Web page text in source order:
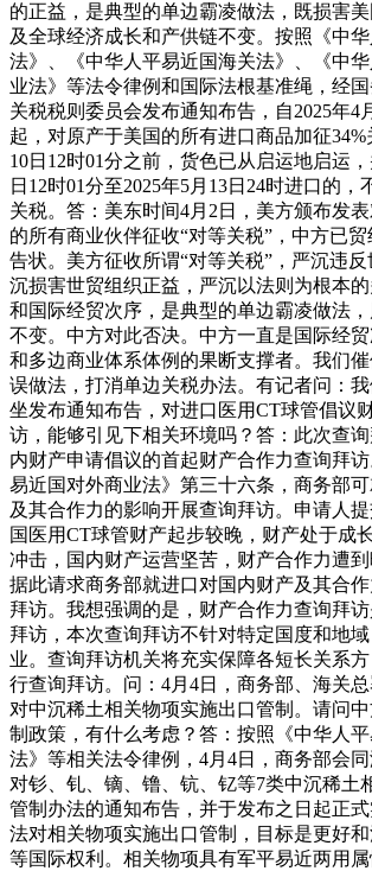
的正益，是典型的单边霸凌做法，既损害
及全球经济成长和产供链不变。按照《中
法》、《中华人平易近国海关法》、《中
业法》等法令律例和国际法根基准绳，经
关税税则委员会发布通知布告，自2025年4
起，对原产于美国的所有进口商品加征34%
10日12时01分之前，货色已从启运地启运
日12时01分至2025年5月13日24时进口的，
关税。答：美东时间4月2日，美方颁布发
的所有商业伙伴征收“对等关税”，中方已
告状。美方征收所谓“对等关税”，严沉违
沉损害世贸组织正益，严沉以法则为根本
和国际经贸次序，是典型的单边霸凌做法
不变。中方对此否决。中方一直是国际经
和多边商业体系体例的果断支撑者。我们
误做法，打消单边关税办法。有记者问：
坐发布通知布告，对进口医用CT球管倡议
访，能够引见下相关环境吗？答：此次查
内财产申请倡议的首起财产合作力查询拜
易近国对外商业法》第三十六条，商务部
及其合作力的影响开展查询拜访。申请人
国医用CT球管财产起步较晚，财产处于成
冲击，国内财产运营坚苦，财产合作力遭
据此请求商务部就进口对国内财产及其合
拜访。我想强调的是，财产合作力查询拜
拜访，本次查询拜访不针对特定国度和地
业。查询拜访机关将充实保障各短长关系
行查询拜访。问：4月4日，商务部、海关总
对中沉稀土相关物项实施出口管制。请问
制政策，有什么考虑？答：按照《中华人
法》等相关法令律例，4月4日，商务部会
对钐、钆、镝、镥、钪、钇等7类中沉稀土
管制办法的通知布告，并于发布之日起正
法对相关物项实施出口管制，目标是更好
等国际权利。相关物项具有军平易近两用